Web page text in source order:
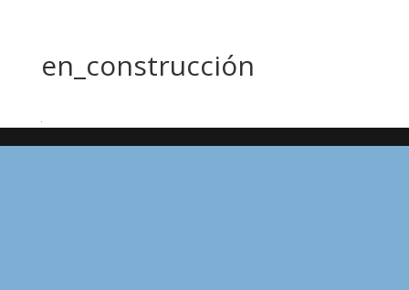
en_construcción